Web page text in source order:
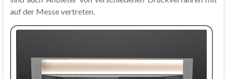
auf der Messe vertreten.